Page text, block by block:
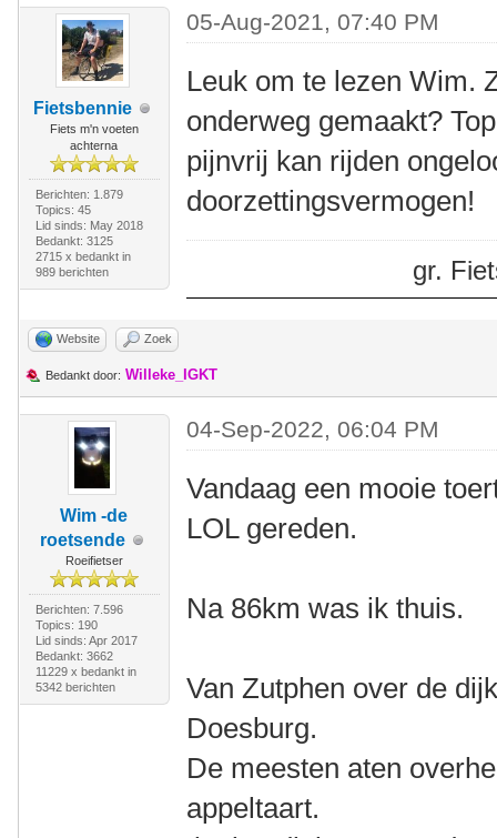
Fietsbennie
Fiets m'n voeten
achterna
Berichten: 1.879
Topics: 45
Lid sinds: May 2018
Bedankt: 3125
2715 x bedankt in
989 berichten
05-Aug-2021, 07:40 PM
Leuk om te lezen Wim.
onderweg gemaakt?
pijnvrij kan rijden
doorzettingsvermogen!
gr.
Website Zoek
Bedankt door: Willeke_IGKT
Wim -de
roetsende
Roeifietser
Berichten: 7.596
Topics: 190
Lid sinds: Apr 2017
Bedankt: 3662
11229 x bedankt in
5342 berichten
04-Sep-2022, 06:04 PM
Vandaag een mooie
LOL gereden.
Na 86km was ik thuis.
Van Zutphen over de
Doesburg.
De meesten aten
appeltaart.